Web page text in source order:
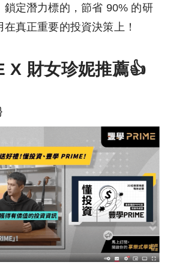
鎖定潛力標的，節省 90% 的研
真正重要的投資決策上！
X 財女珍妮推薦👍